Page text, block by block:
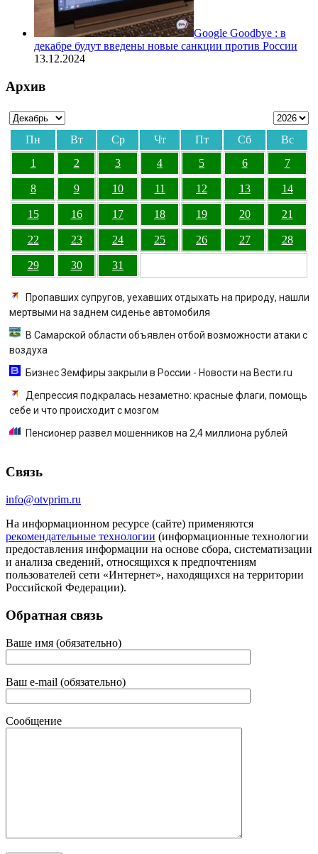
Google Goodbye : в
декабре будут введены новые санкции против России
13.12.2024
Архив
Пн Вт Ср Чт Пт Сб
Вс
1
2 3 4 5 6 7
8 9 10 11 12 13 14
15 16 17 18 19 20 21
22 23 24 25 26 27 28
29 30 31
Пропавших супругов, уехавших отдыхать на природу, нашли
мертвыми на заднем сиденье автомобиля
В Самарской области объявлен отбой возможности атаки с
воздуха
Бизнес Земфиры закрыли в России - Новости на Вести.ru
Депрессия подкралась незаметно: красные флаги, помощь
себе и что происходит с мозгом
Пенсионер развел мошенников на 2,4 миллиона рублей
Связь
info@otvprim.ru
На информационном ресурсе (сайте) применяются
рекомендательные технологии (информационные технологии
предоставления информации на основе сбора, систематизации
и анализа сведений, относящихся к предпочтениям
пользователей сети «Интернет», находящихся на территории
Российской Федерации).
Обратная связь
Ваше имя (обязательно)
Ваш e-mail (обязательно)
Сообщение